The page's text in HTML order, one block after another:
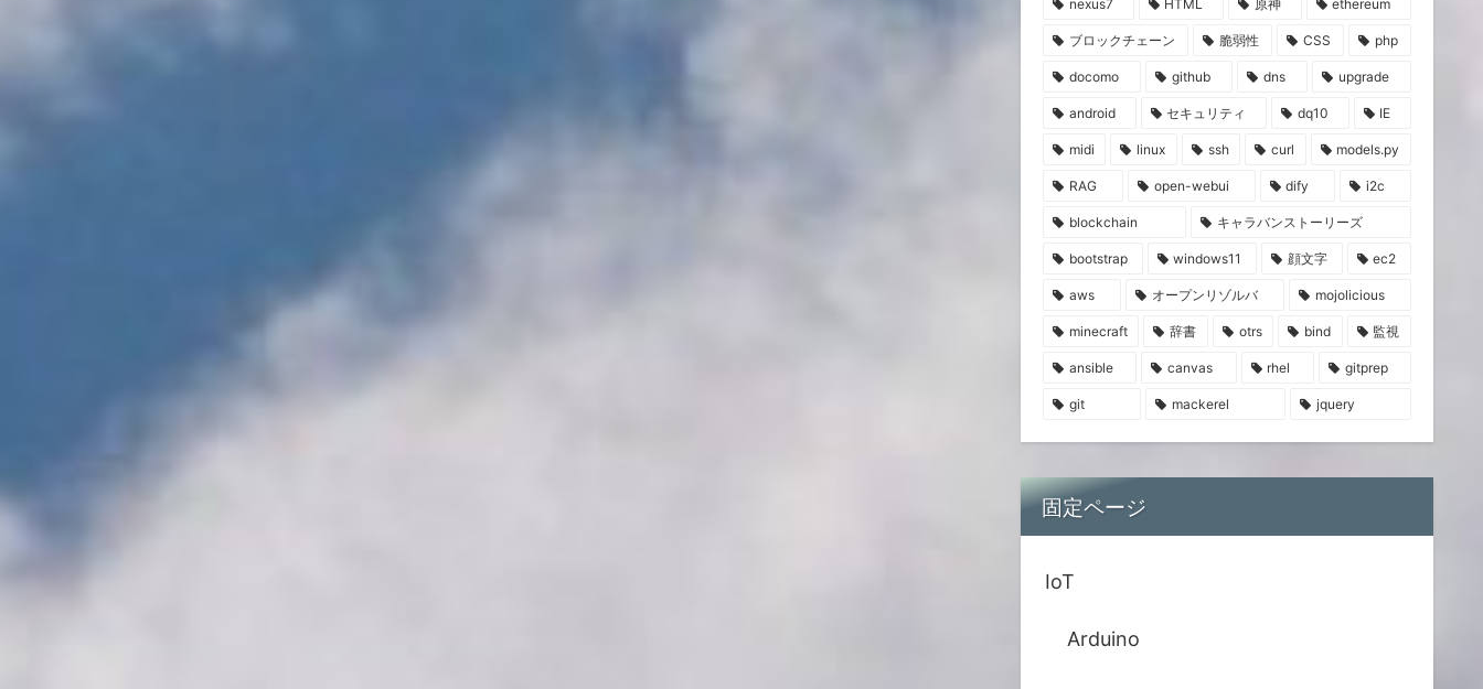
nexus7 HTML 原神 ethereum
ブロックチェーン 脆弱性 CSS php
docomo github dns upgrade
android セキュリティ dq10 IE
midi linux ssh curl models.py
RAG open-webui dify i2c
blockchain キャラバンストーリーズ
bootstrap windows11 顔文字 ec2
aws オープンリゾルバ mojolicious
minecraft 辞書 otrs bind 監視
ansible canvas rhel gitprep
git mackerel jquery
固定ページ
IoT
Arduino